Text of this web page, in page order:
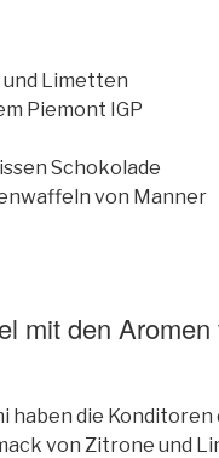
Limetten
Piemont IGP
Schokolade
von Manner
mit den Aromen
haben die Konditoren
von Zitrone und